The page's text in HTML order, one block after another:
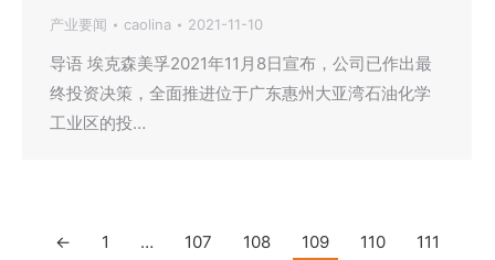
产业要闻 caolina 2021-11-10
导语 埃克森美孚2021年11月8日宣布，公司已作出最
终投资决策，全面推进位于广东惠州大亚湾石油化学
工业区的投…
← 1 … 107 108 109 110 111